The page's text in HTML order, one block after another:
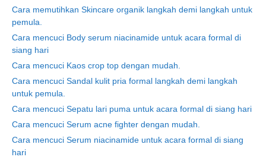
Cara memutihkan Skincare organik langkah demi langkah untuk
pemula.
Cara mencuci Body serum niacinamide untuk acara formal di
siang hari
Cara mencuci Kaos crop top dengan mudah.
Cara mencuci Sandal kulit pria formal langkah demi langkah
untuk pemula.
Cara mencuci Sepatu lari puma untuk acara formal di siang hari
Cara mencuci Serum acne fighter dengan mudah.
Cara mencuci Serum niacinamide untuk acara formal di siang
hari